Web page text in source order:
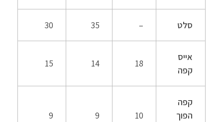
סלט –
35
30
אייס
קפה
18
14
15
קפה
הפוך
10
9
9